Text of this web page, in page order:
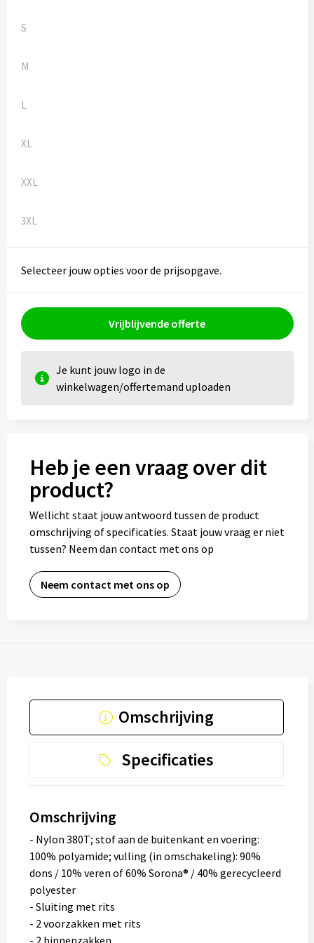
Vesten
Bivakmuts test
S
M
L
XL
XXL
3XL
Selecteer jouw opties voor de prijsopgave.
Vrijblijvende offerte
Je kunt jouw logo in de
winkelwagen/offertemand uploaden
Heb je een vraag over dit
product?
Wellicht staat jouw antwoord tussen de product
omschrijving of specificaties. Staat jouw vraag er niet
tussen? Neem dan contact met ons op
Neem contact met ons op
Omschrijving
Specificaties
Omschrijving
- Nylon 380T; stof aan de buitenkant en voering:
100% polyamide; vulling (in omschakeling): 90%
dons / 10% veren of 60% Sorona® / 40% gerecycleerd
polyester
- Sluiting met rits
- 2 voorzakken met rits
- 2 binnenzakken